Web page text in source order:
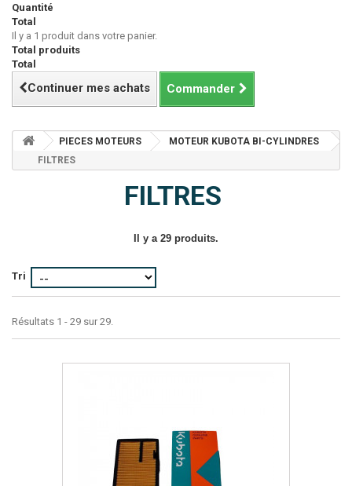
Quantité
Total
Il y a 1 produit dans votre panier.
Total produits
Total
Continuer mes achats Commander
PIECES MOTEURS
MOTEUR KUBOTA BI-CYLINDRES
FILTRES
FILTRES
Il y a 29 produits.
Tri
Résultats 1 - 29 sur 29.